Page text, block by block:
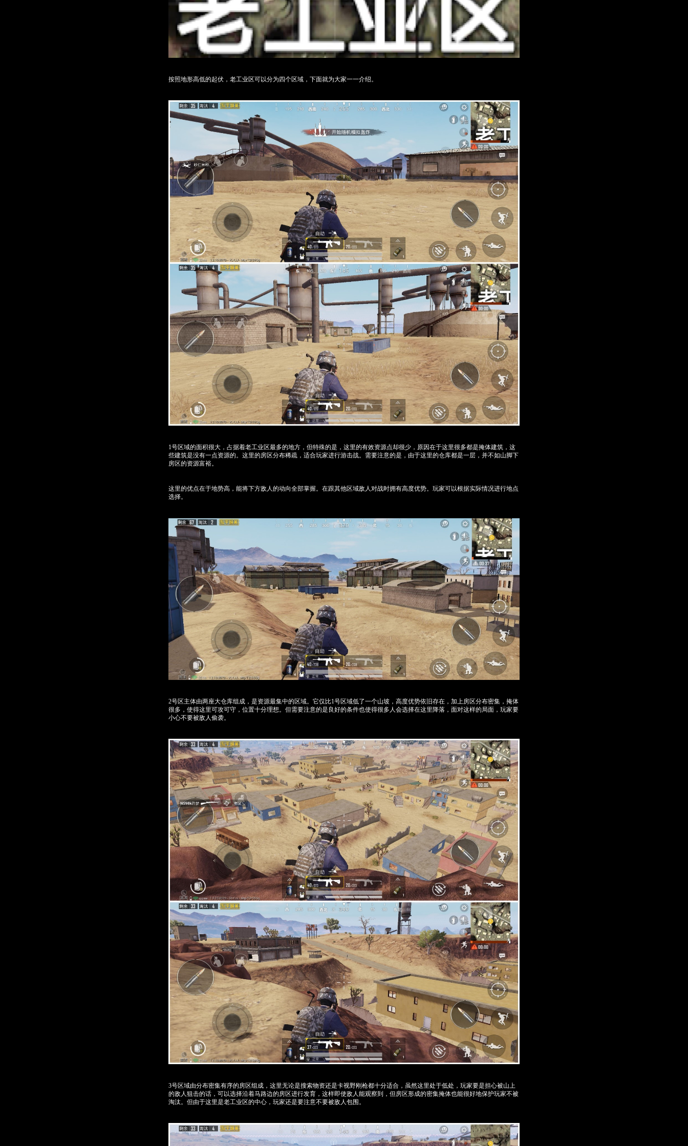
按照地形高低的起伏，老工业区可以分为四个区域，下面就为大家一一介绍。
1号区域的面积很大，占据着老工业区最多的地方，但特殊的是，这里的有效资源点却很少，原因在于这里很多都是掩体建筑，这
些建筑是没有一点资源的。这里的房区分布稀疏，适合玩家进行游击战。需要注意的是，由于这里的仓库都是一层，并不如山脚下
房区的资源富裕。
这里的优点在于地势高，能将下方敌人的动向全部掌握。在跟其他区域敌人对战时拥有高度优势。玩家可以根据实际情况进行地点
选择。
2号区主体由两座大仓库组成，是资源最集中的区域。它仅比1号区域低了一个山坡，高度优势依旧存在，加上房区分布密集，掩体
很多，使得这里可攻可守，位置十分理想。但需要注意的是良好的条件也使得很多人会选择在这里降落，面对这样的局面，玩家要
小心不要被敌人偷袭。
3号区域由分布密集有序的房区组成，这里无论是搜索物资还是卡视野刚枪都十分适合，虽然这里处于低处，玩家要是担心被山上
的敌人狙击的话，可以选择沿着马路边的房区进行发育，这样即使敌人能观察到，但房区形成的密集掩体也能很好地保护玩家不被
淘汰。但由于这里是老工业区的中心，玩家还是要注意不要被敌人包围。